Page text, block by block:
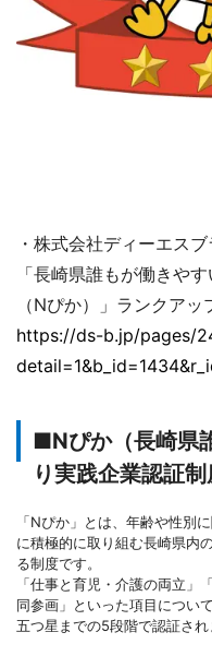
・株式会社ディーエス
「長崎県誰もが働きや
（Nぴか）」ランクア
https://ds-b.jp/pages/
■Nぴか（長崎県
り実践企業認証
「Nぴか」とは、年齢や性別
に積極的に取り組む長崎県内
る制度です。
「仕事と育児・介護の両立」
同参画」といった項目につい
五つ星までの5段階で認証され